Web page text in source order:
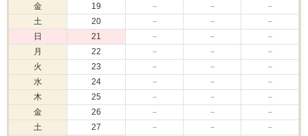
金
19 － －
－
土
20 － －
－
日
21 － －
－
月
22 － －
－
火
23 － －
－
水
24 － －
－
木
25 － －
－
金
26 － －
－
土
27 － －
－